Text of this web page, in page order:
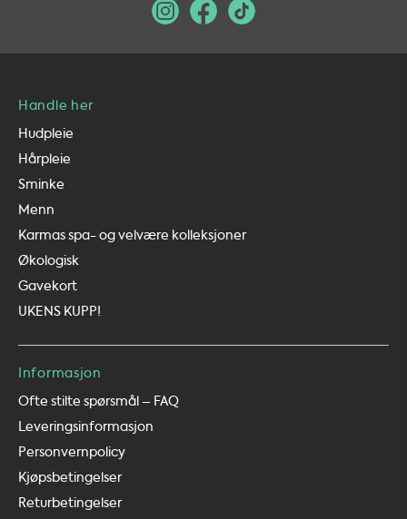
Handle her
Hudpleie
Hårpleie
Sminke
Menn
Karmas spa- og velvære kolleksjoner
Økologisk
Gavekort
UKENS KUPP!
Informasjon
Ofte stilte spørsmål – FAQ
Leveringsinformasjon
Personvernpolicy
Kjøpsbetingelser
Returbetingelser